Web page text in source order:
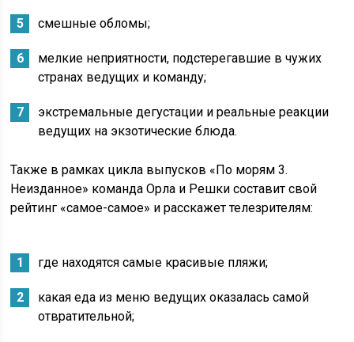
смешные обломы;
мелкие неприятности, подстерегавшие в чужих
странах ведущих и команду;
экстремальные дегустации и реальные реакции
ведущих на экзотические блюда.
Также в рамках цикла выпусков «По морям 3.
Неизданное» команда Орла и Решки составит свой
рейтинг «самое-самое» и расскажет телезрителям:
где находятся самые красивые пляжи;
какая еда из меню ведущих оказалась самой
отвратительной;